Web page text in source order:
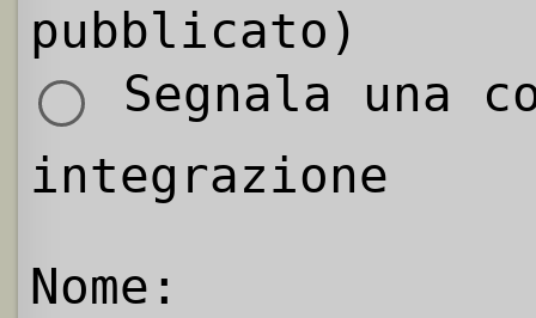
pubblicato)
Segnala una
integrazione
Nome: